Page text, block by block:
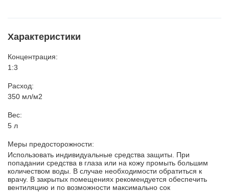
Характеристики
Концентрация:
1:3
Расход:
350 мл/м2
Вес:
5 л
Меры предосторожности:
Использовать индивидуальные средства защиты. При
попадании средства в глаза или на кожу промыть большим
количеством воды. В случае необходимости обратиться к
врачу. В закрытых помещениях рекомендуется обеспечить
вентиляцию и по возможности максимально сок